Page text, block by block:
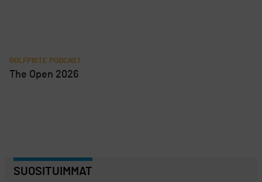
GOLFPISTE PODCAST
The Open 2026
SUOSITUIMMAT